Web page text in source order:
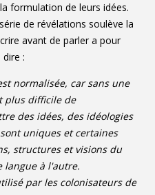
formulation de leurs idées.
de révélations soulève la
avant de parler a pour
:
normalisée, car sans une
plus difficile de
des idées, des idéologies
uniques et certaines
structures et visions du
langue à l'autre.
par les colonisateurs de